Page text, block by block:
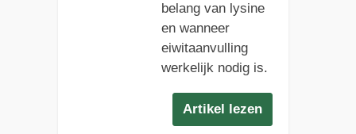
belang van lysine
en wanneer
eiwitaanvulling
werkelijk nodig is.
Artikel lezen